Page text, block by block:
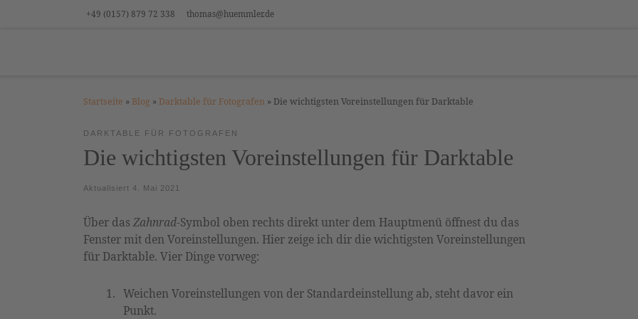
Zum Inhalt springen+49 (0157) 879 72 338 thomas@huemmler.de
Startseite »Blog »Darktable für Fotografen »Die wichtigsten Voreinstellungen für Darktable
DARKTABLE FÜR FOTOGRAFEN
Die wichtigsten Voreinstellungen für Darktable
Aktualisiert 4. Mai 2021
Über das Zahnrad-Symbol oben rechts direkt unter dem Hauptmenü öffnest du das
Fenster mit den Voreinstellungen. Hier zeige ich dir die wichtigsten Voreinstellungen
für Darktable. Vier Dinge vorweg:
Weichen Voreinstellungen von der Standardeinstellung ab, steht davor ein
Punkt.